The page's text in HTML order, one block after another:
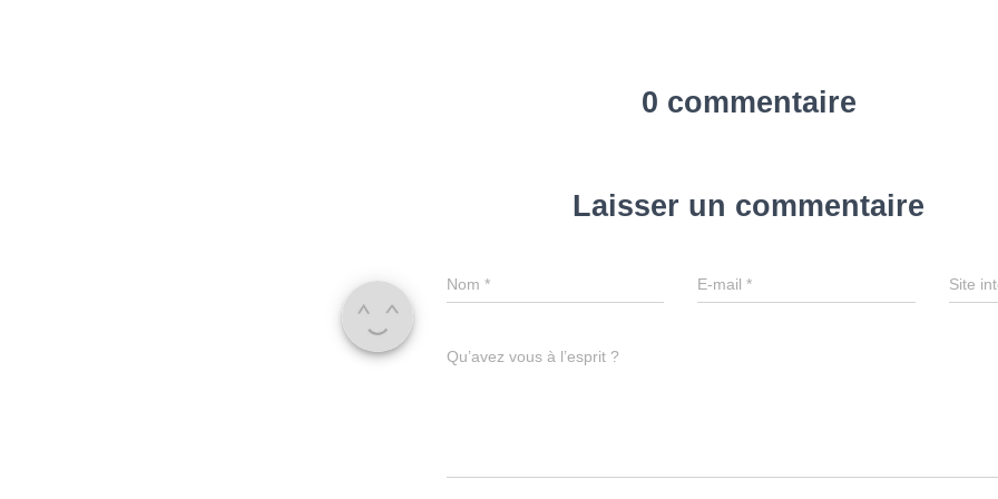
0 commentaire
Laisser un commentaire
Nom * E-mail* Site
Qu’avez vous à l’esprit ?